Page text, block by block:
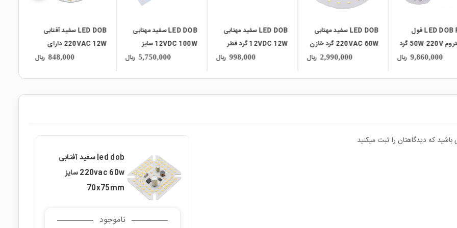
LED DOB سفید مهتابی
220VAC 60W گرد خازن
2,990,000 ریال
LED DOB سفید مهتابی
12VDC 12W گرد قطر
998,000 ریال
LED DOB سفید مهتابی
12VDC 100W سایز
85x170mm
5,750,000 ریال
LED DOB سفید آفتابی
220VAC 12W دارای
مدار محافظتی Anti
848,000 ریال
LED DOB سفید آفتابی
220VAC 30W دارای
مدار محافظتی Anti
1,650,000 ریال
باشید که دیدگاهتان را ثبت میکنید
led dob سفید آفتابی
220vac 60w سایز
70x75mm
ناموجود